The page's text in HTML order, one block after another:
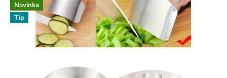
Novinka
Tip